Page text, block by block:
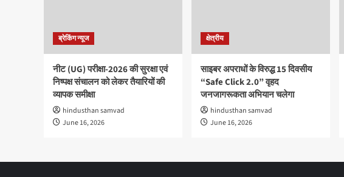
ब्रेकिंग न्यूज
नीट (UG) परीक्षा-2026 की सुरक्षा एवं
निष्पक्ष संचालन को लेकर तैयारियों की
व्यापक समीक्षा
hindusthan samvad
June 16, 2026
क्षेत्रीय
साइबर अपराधों के विरुद्ध 15 दिवसीय
“Safe Click 2.0” वृहद
जनजागरूकता अभियान चलेगा
hindusthan samvad
June 16, 2026